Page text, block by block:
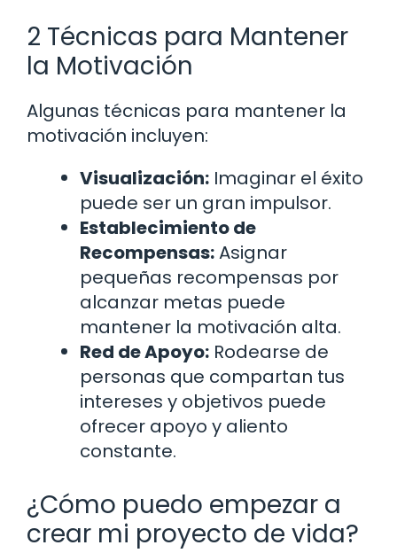
2 Técnicas para Mantener
la Motivación
Algunas técnicas para mantener la
motivación incluyen:
Visualización: Imaginar el éxito
puede ser un gran impulsor.
Establecimiento de
Recompensas:Asignar
pequeñas recompensas por
alcanzar metas puede
mantener la motivación alta.
Red de Apoyo: Rodearse de
personas que compartan tus
intereses y objetivos puede
ofrecer apoyo y aliento
constante.
¿Cómo puedo empezar a
crear mi proyecto de vida?